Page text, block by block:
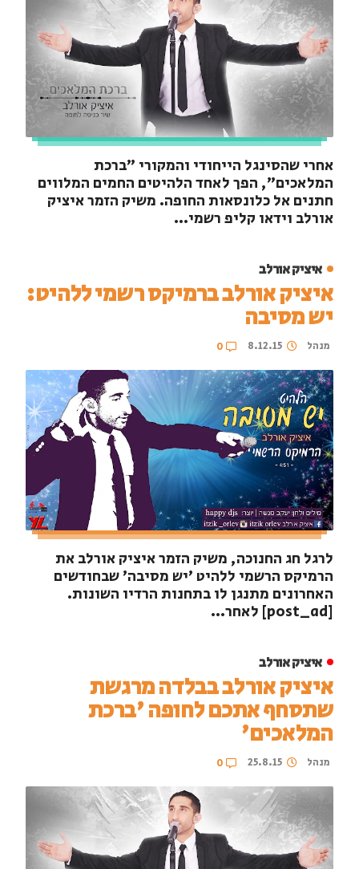
אחרי שהסינגל הייחודי והמקורי "ברכת
המלאכים", הפך לאחד הלהיטים החמים המלווים
חתנים אל כלונסאות החופה. משיק הזמר איציק
אורלב וידאו קליפ רשמי...
איציק אורלב
איציק אורלב ברמיקס רשמי ללהיט:
יש מסיבה
מנהל 8.12.15
0
לרגל חג החנוכה, משיק הזמר איציק אורלב את
הרמיקס הרשמי ללהיט 'יש מסיבה' שבחודשים
האחרונים מתנגן לו בתחנות הרדיו השונות.
[post_ad] לאחר...
איציק אורלב
איציק אורלב בבלדה מרגשת
שתסחף אתכם לחופה 'ברכת
המלאכים'
מנהל 25.8.15
0